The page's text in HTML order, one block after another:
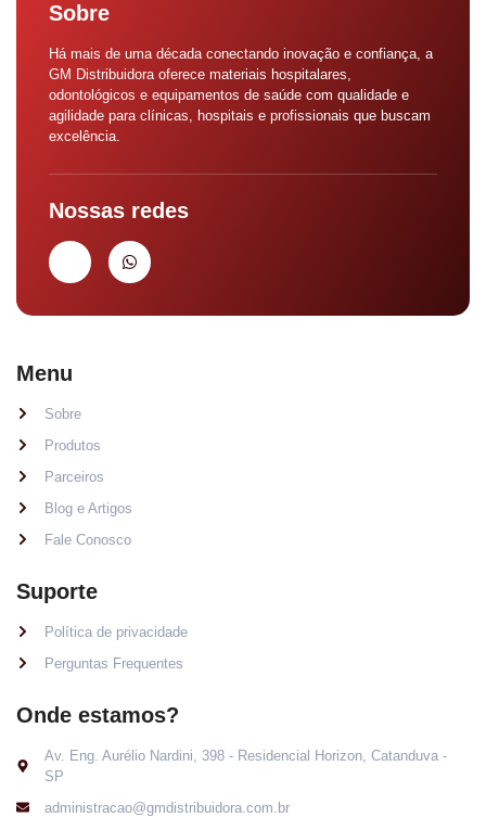
Sobre
Há mais de uma década conectando inovação e confiança, a
GM Distribuidora oferece materiais hospitalares,
odontológicos e equipamentos de saúde com qualidade e
agilidade para clínicas, hospitais e profissionais que buscam
excelência.
Nossas redes
Menu
Sobre
Produtos
Parceiros
Blog e Artigos
Fale Conosco
Suporte
Política de privacidade
Perguntas Frequentes
Onde estamos?
Av. Eng. Aurélio Nardini, 398 - Residencial Horizon, Catanduva -
SP
administracao@gmdistribuidora.com.br